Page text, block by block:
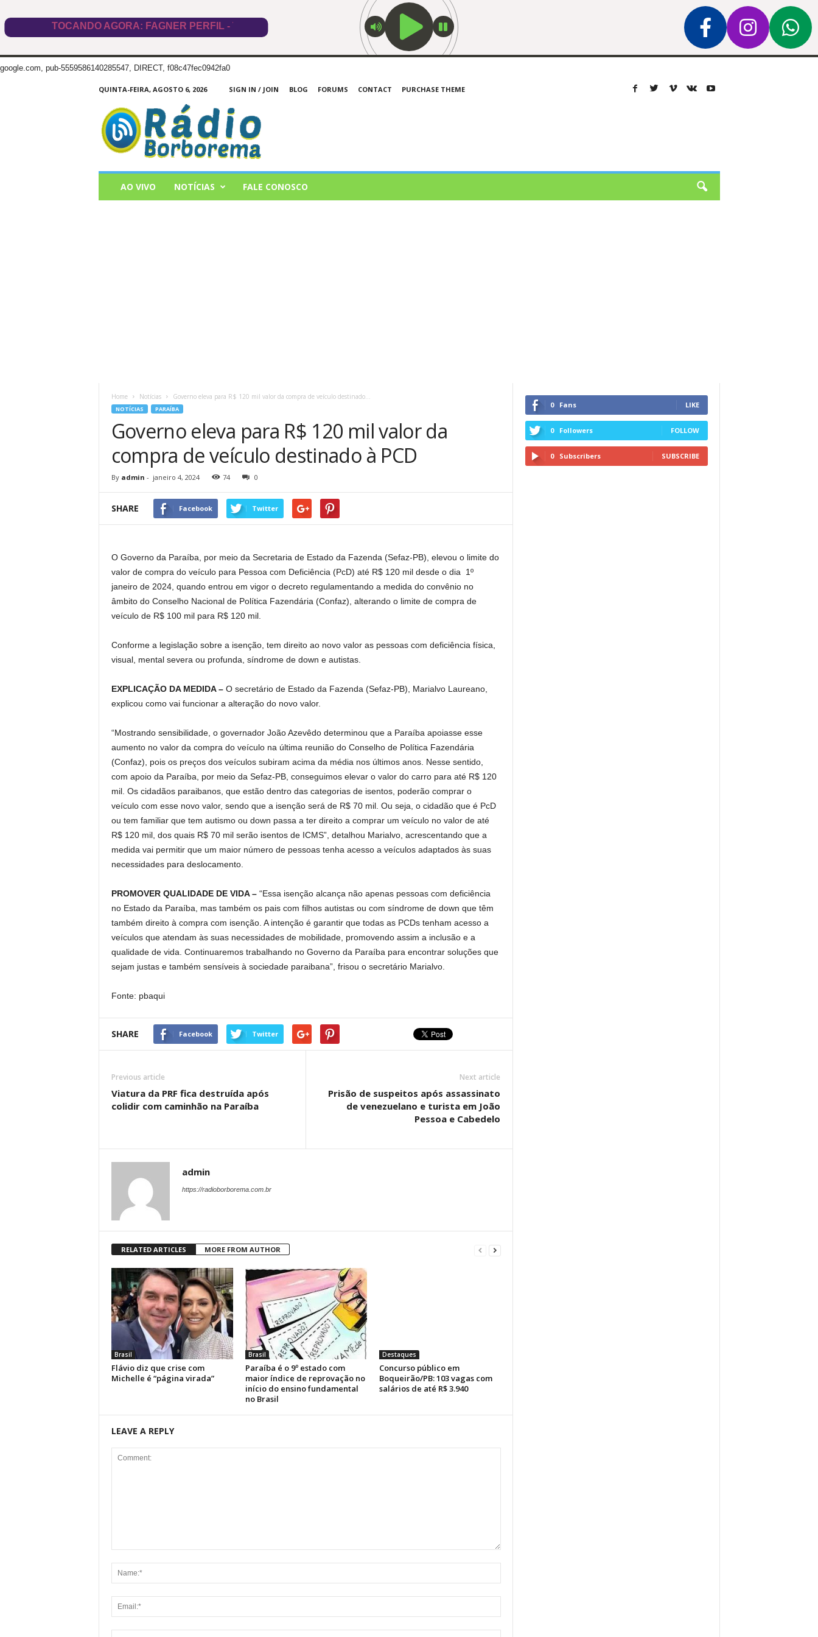
google.com, pub-5559586140285547, DIRECT, f08c47fec0942fa0
QUINTA-FEIRA, AGOSTO 6, 2026 SIGN IN / JOIN BLOG FORUMS CONTACT
PURCHASE THEME
Borborema
AO VIVO NOTÍCIAS FALE CONOSCO
Home Notícias Governo eleva para R$ 120 mil valor da compra de veículo destinado...
NOTÍCIAS PARAÍBA
Governo eleva para R$ 120 mil valor da
compra de veículo destinado à PCD
By admin - janeiro 4, 2024 74 0
SHARE Facebook Twitter
O Governo da Paraíba, por meio da Secretaria de Estado da Fazenda (Sefaz-PB), elevou o limite do
valor de compra do veículo para Pessoa com Deficiência (PcD) até R$ 120 mil desde o dia 1º
janeiro de 2024, quando entrou em vigor o decreto regulamentando a medida do convênio no
âmbito do Conselho Nacional de Política Fazendária (Confaz), alterando o limite de compra de
veículo de R$ 100 mil para R$ 120 mil.
Conforme a legislação sobre a isenção, tem direito ao novo valor as pessoas com deficiência física,
visual, mental severa ou profunda, síndrome de down e autistas.
EXPLICAÇÃO DA MEDIDA –O secretário de Estado da Fazenda (Sefaz-PB), Marialvo Laureano,
explicou como vai funcionar a alteração do novo valor.
“Mostrando sensibilidade, o governador João Azevêdo determinou que a Paraíba apoiasse esse
aumento no valor da compra do veículo na última reunião do Conselho de Política Fazendária
(Confaz), pois os preços dos veículos subiram acima da média nos últimos anos. Nesse sentido,
com apoio da Paraíba, por meio da Sefaz-PB, conseguimos elevar o valor do carro para até R$ 120
mil. Os cidadãos paraibanos, que estão dentro das categorias de isentos, poderão comprar o
veículo com esse novo valor, sendo que a isenção será de R$ 70 mil. Ou seja, o cidadão que é PcD
ou tem familiar que tem autismo ou down passa a ter direito a comprar um veículo no valor de até
R$ 120 mil, dos quais R$ 70 mil serão isentos de ICMS”, detalhou Marialvo, acrescentando que a
medida vai permitir que um maior número de pessoas tenha acesso a veículos adaptados às suas
necessidades para deslocamento.
PROMOVER QUALIDADE DE VIDA –“Essa isenção alcança não apenas pessoas com deficiência
no Estado da Paraíba, mas também os pais com filhos autistas ou com síndrome de down que têm
também direito à compra com isenção. A intenção é garantir que todas as PCDs tenham acesso a
veículos que atendam às suas necessidades de mobilidade, promovendo assim a inclusão e a
qualidade de vida. Continuaremos trabalhando no Governo da Paraíba para encontrar soluções que
sejam justas e também sensíveis à sociedade paraibana”, frisou o secretário Marialvo.
Fonte: pbaqui
SHARE Facebook Twitter
Previous article
Viatura da PRF fica destruída após
colidir com caminhão na Paraíba
Next article
Prisão de suspeitos após assassinato
de venezuelano e turista em João
Pessoa e Cabedelo
admin
https://radioborborema.com.br
RELATED ARTICLES MORE FROM AUTHOR
Brasil
Flávio diz que crise com
Michelle é “página virada”
Brasil
Paraíba é o 9º estado com
maior índice de reprovação no
início do ensino fundamental
no Brasil
Destaques
Concurso público em
Boqueirão/PB: 103 vagas com
salários de até R$ 3.940
LEAVE A REPLY
0 Fans LIKE
0 Followers FOLLOW
0 Subscribers SUBSCRIBE